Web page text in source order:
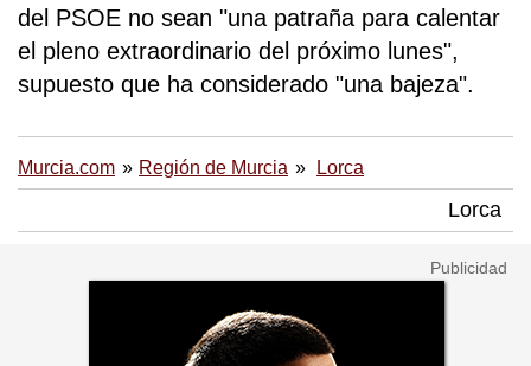
del PSOE no sean "una patraña para calentar
el pleno extraordinario del próximo lunes",
supuesto que ha considerado "una bajeza".
Murcia.com Región de Murcia Lorca
Lorca